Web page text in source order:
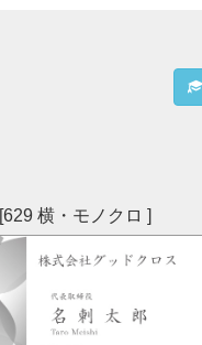
[629 横・モノクロ ]